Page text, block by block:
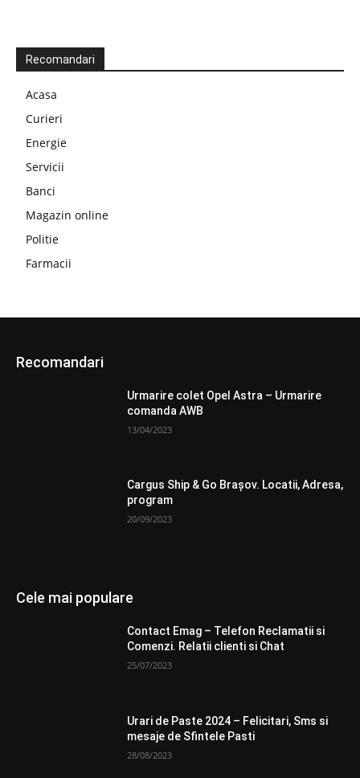
Recomandari
Acasa
Curieri
Energie
Servicii
Banci
Magazin online
Politie
Farmacii
Recomandari
Urmarire colet Opel Astra – Urmarire
comanda AWB
13/04/2023
Cargus Ship & Go Brașov. Locatii, Adresa,
program
20/09/2023
Cele mai populare
Contact Emag – Telefon Reclamatii si
Comenzi. Relatii clienti si Chat
25/07/2023
Urari de Paste 2024 – Felicitari, Sms si
mesaje de Sfintele Pasti
28/08/2023